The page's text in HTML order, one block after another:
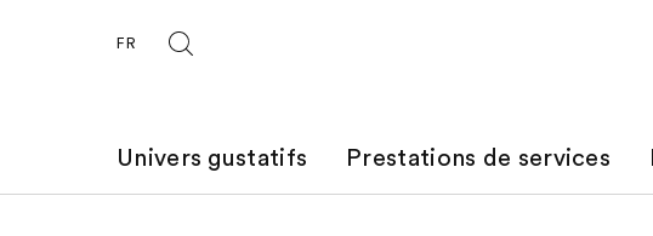
Univers gustatifs Prestations de services
FR